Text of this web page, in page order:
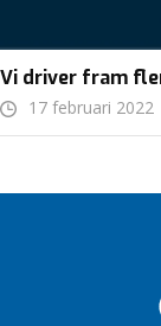
Vi driver fram
17 februari 2022